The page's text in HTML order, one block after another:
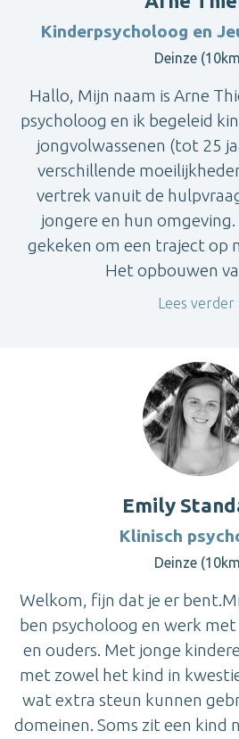
Kinderpsycholoog en
Deinze
Hallo, Mijn naam is Arne
psycholoog en ik begeleid
jongvolwassenen (tot 25
verschillende
vertrek vanuit de
jongere en hun
gekeken om een traject op
Het opbouwen
Lees verder
Emily
Klinisch
Deinze
Welkom, fijn dat je er
ben psycholoog en werk
en ouders. Met jonge
met zowel het kind in
wat extra steun kunnen
domeinen. Soms zit een kind